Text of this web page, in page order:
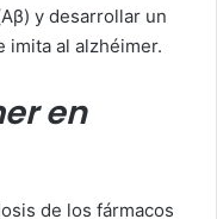
y desarrollar un
al alzhéimer.
en
de los fármacos